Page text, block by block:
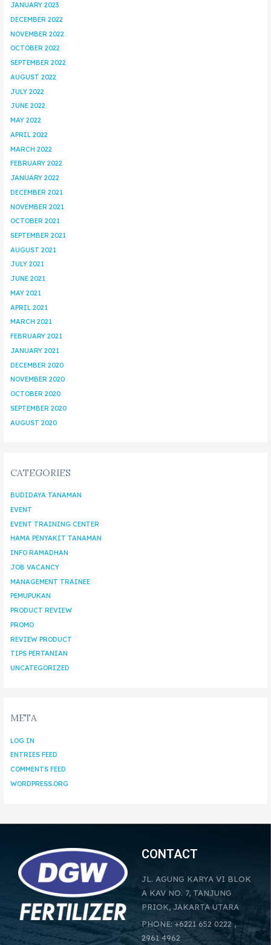
JANUARY 2023
DECEMBER 2022
NOVEMBER 2022
OCTOBER 2022
SEPTEMBER 2022
AUGUST 2022
JULY 2022
JUNE 2022
MAY 2022
APRIL 2022
MARCH 2022
FEBRUARY 2022
JANUARY 2022
DECEMBER 2021
NOVEMBER 2021
OCTOBER 2021
SEPTEMBER 2021
AUGUST 2021
JULY 2021
JUNE 2021
MAY 2021
APRIL 2021
MARCH 2021
FEBRUARY 2021
JANUARY 2021
DECEMBER 2020
NOVEMBER 2020
OCTOBER 2020
SEPTEMBER 2020
AUGUST 2020
CATEGORIES
BUDIDAYA TANAMAN
EVENT
EVENT TRAINING CENTER
HAMA PENYAKIT TANAMAN
INFO RAMADHAN
JOB VACANCY
MANAGEMENT TRAINEE
PEMUPUKAN
PRODUCT REVIEW
PROMO
REVIEW PRODUCT
TIPS PERTANIAN
UNCATEGORIZED
META
LOG IN
ENTRIES FEED
COMMENTS FEED
WORDPRESS.ORG
CONTACT
JL. AGUNG KARYA VI BLOK
A KAV NO. 7, TANJUNG
PRIOK, JAKARTA UTARA
PHONE: +6221 652 0222 ,
2961 4962